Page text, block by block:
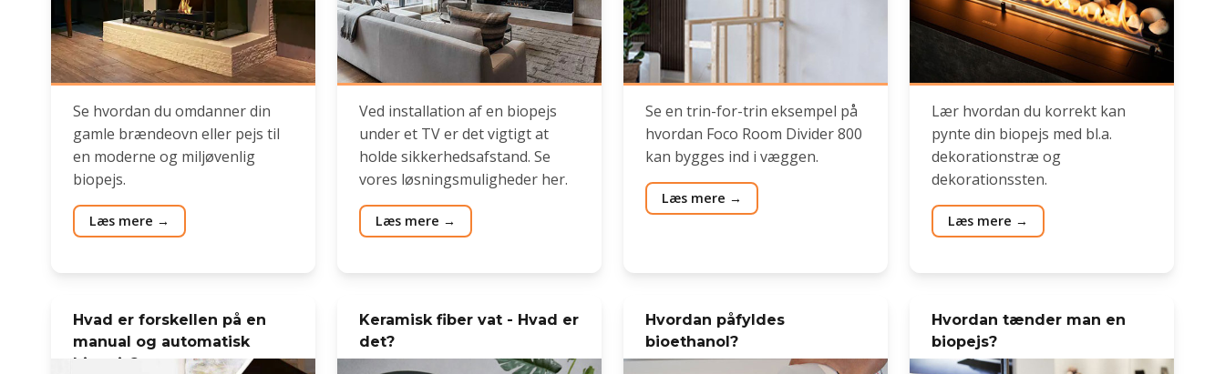
Se hvordan du omdanner din
gamle brændeovn eller pejs til
en moderne og miljøvenlig
biopejs.
Læs mere
Ved installation af en biopejs
under et TV er det vigtigt at
holde sikkerhedsafstand. Se
vores løsningsmuligheder her.
Læs mere
Se en trin-for-trin eksempel på
hvordan Foco Room Divider 800
kan bygges ind i væggen.
Læs mere
Lær hvordan du korrekt kan
pynte din biopejs med bl.a.
dekorationstræ og
dekorationssten.
Læs mere
Hvad er forskellen på en
manual og automatisk
biopejs?
Keramisk fiber vat - Hvad er
det?
Hvordan påfyldes
bioethanol?
Hvordan tænder man en
biopejs?